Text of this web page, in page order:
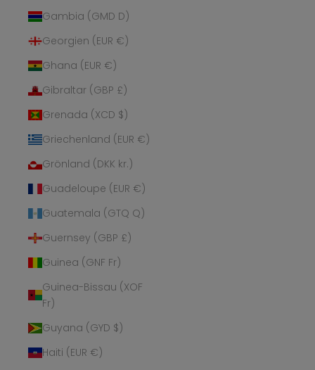
Gambia (GMD D)
Georgien (EUR €)
Ghana (EUR €)
Gibraltar (GBP £)
Grenada (XCD $)
Griechenland (EUR €)
Grönland (DKK kr.)
Guadeloupe (EUR €)
Guatemala (GTQ Q)
Guernsey (GBP £)
Guinea (GNF Fr)
Guinea-Bissau (XOF
Fr)
Guyana (GYD $)
Haiti (EUR €)